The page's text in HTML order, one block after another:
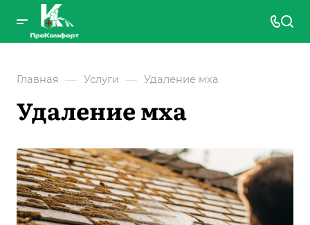
Главная — Услуги — Удаление мха
Удаление мха